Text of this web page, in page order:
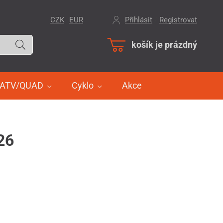
košík je prázdný
ATV/QUAD Cyklo Akce
CZK EUR Přihlásit Registrovat